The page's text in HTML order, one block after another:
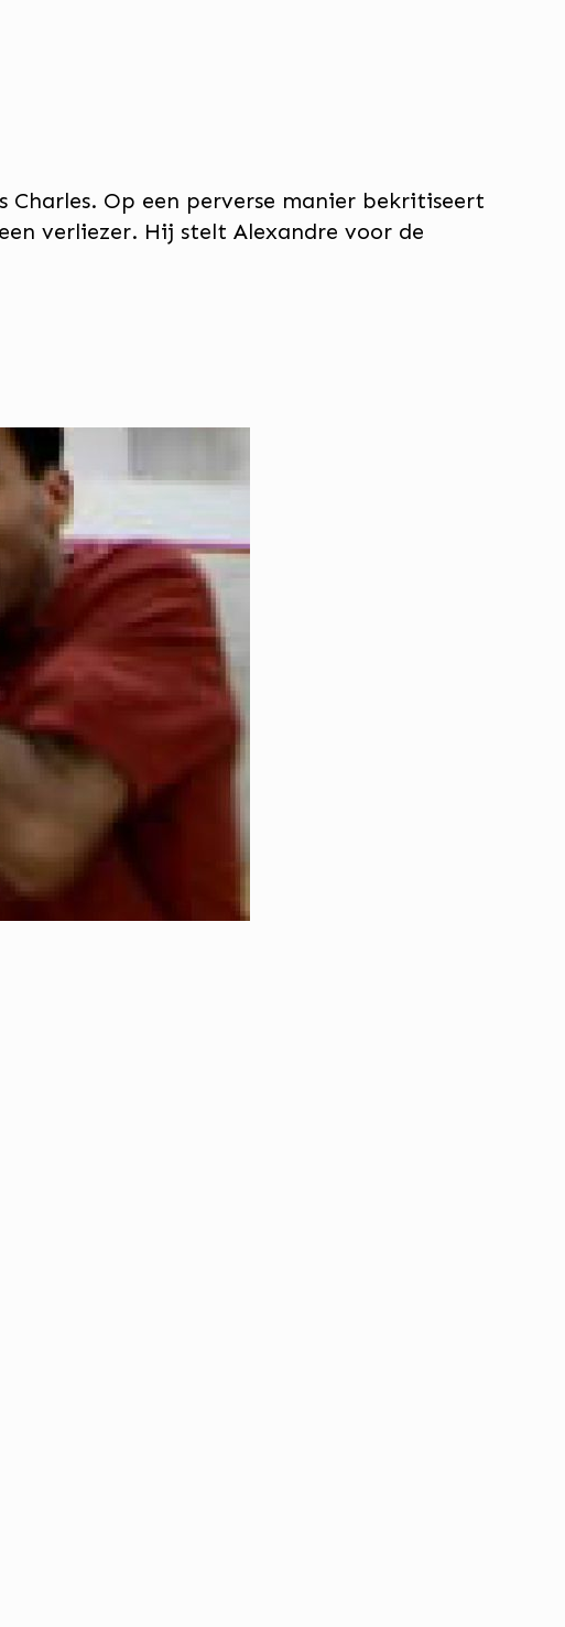
Op een perverse manier bekritiseert
verliezer. Hij stelt Alexandre voor de